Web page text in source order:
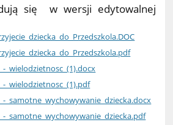
się w wersji edytowalnej
_wielodzietnosc_(1).docx
_wielodzietnosc_(1).pdf
_samotne_wychowywanie_dziecka.docx
_samotne_wychowywanie_dziecka.pdf